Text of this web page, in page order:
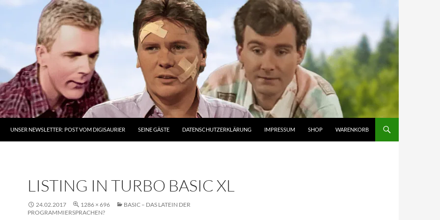
UNSER NEWSLETTER: POST VOM DIGISAURIER SEINE GÄSTE DATENSCHUTZERKLÄRUNG IMPRESSUM SHOP WARENKORB
LISTING IN TURBO BASIC XL
24.02.2017 1286 × 696
BASIC – DAS LATEIN DER
PROGRAMMIERSPRACHEN?